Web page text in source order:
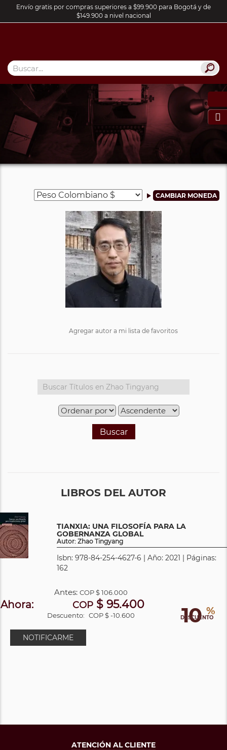
Envío gratis por compras superiores a $99.900 para Bogotá y de
$149.900 a nivel nacional

Agregar autor a mi lista de favoritos
Buscar
LIBROS DEL AUTOR
TIANXIA: UNA FILOSOFÍA PARA LA
GOBERNANZA GLOBAL
Autor: Zhao Tingyang
Isbn: 978-84-254-4627-6 | Año: 2021 | Páginas:
162
10 %
DESCUENTO
Antes: COP$ 106.000
Ahora: COP $ 95.400
Descuento: COP $ -10.600
NOTIFICARME
ATENCIÓN AL CLIENTE